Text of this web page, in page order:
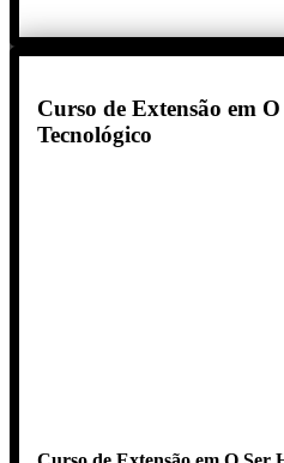
Curso de Extensão em
Tecnológico